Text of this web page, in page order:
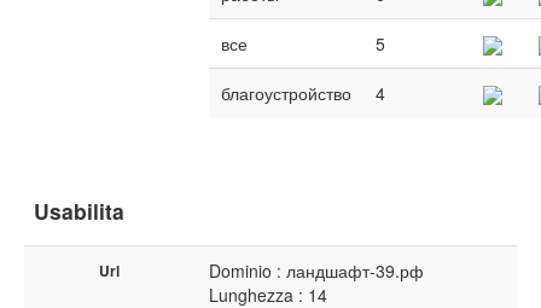
все 5
благоустройство 4
Usabilita
Url
Dominio : ландшафт-39.рф
Lunghezza : 14